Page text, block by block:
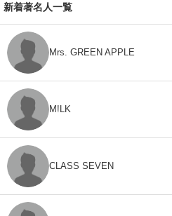
新着著名人一覧
Mrs. GREEN APPLE
M!LK
CLASS SEVEN